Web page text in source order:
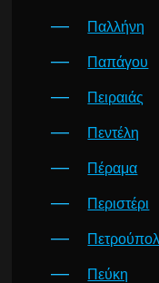
Παλλήνη
Παπάγου
Πειραιάς
Πεντέλη
Πέραμα
Περιστέρι
Πεύκη